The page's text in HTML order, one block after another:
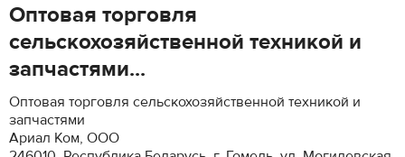
Оптовая торговля
сельскохозяйственной техникой и
запчастями...
Оптовая торговля сельскохозяйственной техникой и
запчастями
Ариал Ком, ООО